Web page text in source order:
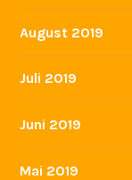
August 2019
Juli 2019
Juni 2019
Mai 2019